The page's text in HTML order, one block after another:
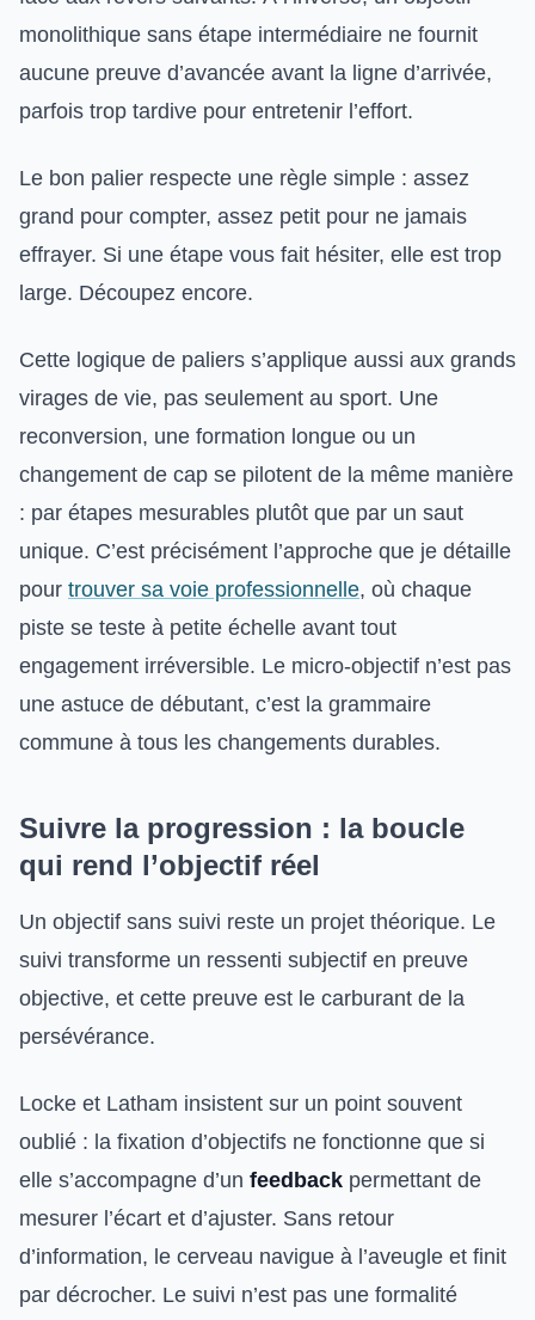
monolithique sans étape intermédiaire ne fournit
aucune preuve d’avancée avant la ligne d’arrivée,
parfois trop tardive pour entretenir l’effort.
Le bon palier respecte une règle simple : assez
grand pour compter, assez petit pour ne jamais
effrayer. Si une étape vous fait hésiter, elle est trop
large. Découpez encore.
Cette logique de paliers s’applique aussi aux grands
virages de vie, pas seulement au sport. Une
reconversion, une formation longue ou un
changement de cap se pilotent de la même manière
: par étapes mesurables plutôt que par un saut
unique. C’est précisément l’approche que je détaille
pour trouver sa voie professionnelle, où chaque
piste se teste à petite échelle avant tout
engagement irréversible. Le micro-objectif n’est pas
une astuce de débutant, c’est la grammaire
commune à tous les changements durables.
Suivre la progression : la boucle
qui rend l’objectif réel
Un objectif sans suivi reste un projet théorique. Le
suivi transforme un ressenti subjectif en preuve
objective, et cette preuve est le carburant de la
persévérance.
Locke et Latham insistent sur un point souvent
oublié : la fixation d’objectifs ne fonctionne que si
elle s’accompagne d’un feedback permettant de
mesurer l’écart et d’ajuster. Sans retour
d’information, le cerveau navigue à l’aveugle et finit
par décrocher. Le suivi n’est pas une formalité